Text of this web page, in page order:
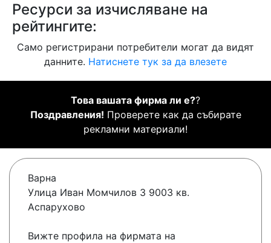
Ресурси за изчисляване на
рейтингите:
Само регистрирани потребители могат да видят
данните. Натиснете тук за да влезете
Това вашата фирма ли е??
Поздравления! Проверете как да събирате
рекламни материали!
Варна
Улица Иван Момчилов 3 9003 кв.
Аспарухово
Вижте профила на фирмата на